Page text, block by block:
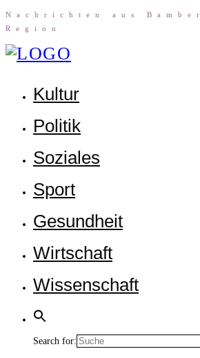
Nach­rich­ten aus
Region
Kul­tur
Poli­tik
Sozia­les
Sport
Gesund­heit
Wirt­schaft
Wis­sen­schaft
Search for: